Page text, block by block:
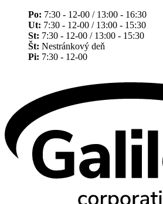
Po: 7:30 - 12-00 / 13:00 - 16:30
Ut: 7:30 - 12-00 / 13:00 - 15:30
St: 7:30 - 12-00 / 13:00 - 15:30
Št: Nestránkový deň
Pi: 7:30 - 12-00